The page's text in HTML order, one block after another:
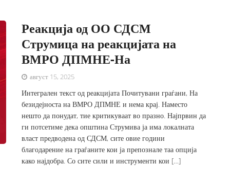
Реакција од ОО СДСМ
Струмица на реакцијата на
ВМРО ДПМНЕ-На
август 15, 2025
Интегрален текст од реакцијата Почитувани граѓани, На
безидејноста на ВМРО ДПМНЕ и нема крај. Наместо
нешто да понудат, тие критикуваат во празно. Најпрвин да
ги потсетиме дека општина Струмива ја има локалната
власт предводена од СДСМ, сите овие години
благодарение на граѓаните кои ја препознале таа опција
како најдобра. Со сите сили и инструменти кои […]